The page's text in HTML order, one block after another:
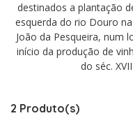
destinados a plantação
esquerda do rio Douro
João da Pesqueira, num
início da produção de
do séc.
2 Produto(s)